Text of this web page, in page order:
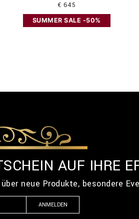
€ 645
SUMMER SALE -50%
AUF IHRE
neue Produkte, besondere
ANMELDEN